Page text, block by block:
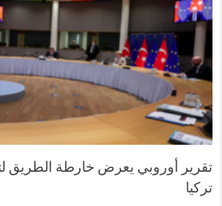
تقرير أوروبي يعرض خارطة الطريق
تركيا